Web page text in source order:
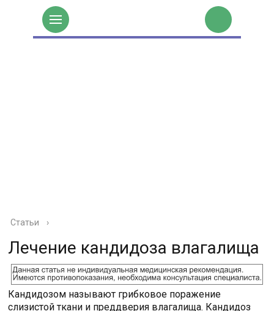
Статьи ›
Лечение кандидоза влагалища
Кандидозом называют грибковое поражение
слизистой ткани и преддверия влагалища. Кандидоз